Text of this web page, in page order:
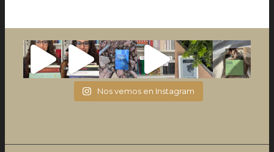
Nos vemos en Instagram